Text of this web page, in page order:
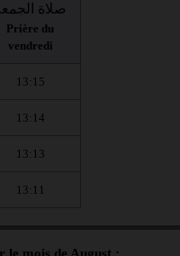
صلاة
Prière du
vendredi
13:15
13:14
13:13
13:11